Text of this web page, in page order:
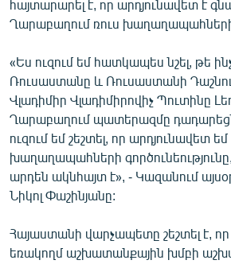
ՓՈԴՔԱՍԹ
English
Русский
ՀԵՏԵՎԵՔ ՄԵԶ
հայտարարել է, որ արդյունավետ է
Ղարաբաղում ռուս խաղաղապահների
«Ես ուզում եմ հատկապես նշել, թե
Ռուսաստանը և Ռուսաստանի
Վլադիմիր Վլադիմիրովիչ Պուտինը
Ղարաբաղում պատերազմը
ուզում եմ շեշտել, որ արդյունավետ
խաղաղապահների
արդեն ակնհայտ է», - Կազանում
Նիկոլ Փաշինյանը:
Հայաստանի վարչապետը շեշտել է, որ
եռակողմ աշխատանքային խմբի